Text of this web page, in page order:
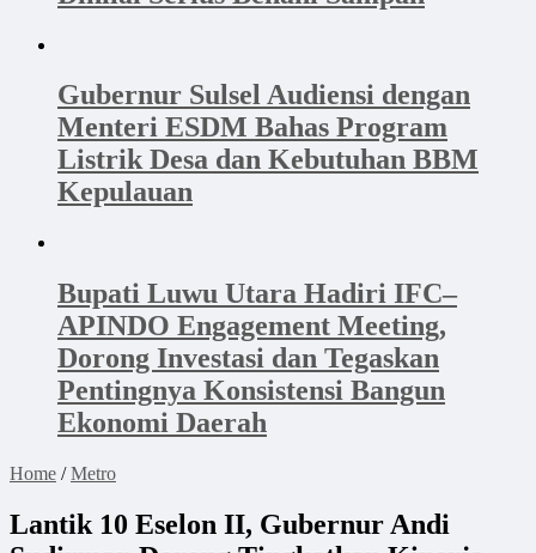
Gubernur Sulsel Audiensi dengan
Menteri ESDM Bahas Program
Listrik Desa dan Kebutuhan BBM
Kepulauan
Bupati Luwu Utara Hadiri IFC–
APINDO Engagement Meeting,
Dorong Investasi dan Tegaskan
Pentingnya Konsistensi Bangun
Ekonomi Daerah
Home /Metro
Lantik 10 Eselon II, Gubernur Andi